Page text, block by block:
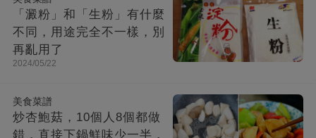
「澱粉」和「生粉」有什麼
不同，用途完全不一樣，別
再亂用了
2024/05/22
美食菜譜
炒杏鮑菇，10個人8個都做
錯，直接下鍋鮮味少一半，